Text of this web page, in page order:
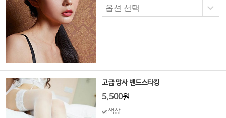
고급 망사 밴드스타킹
5,500원
색상